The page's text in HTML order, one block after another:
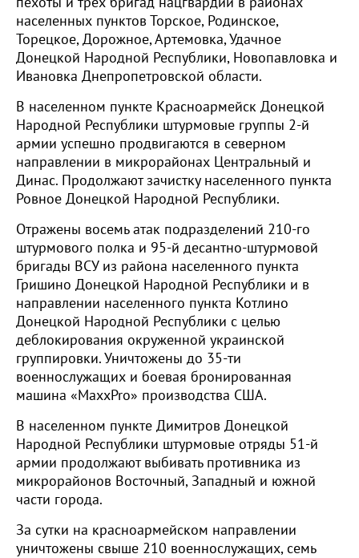
населенных пунктов Торское, Родинское,
Торецкое, Дорожное, Артемовка, Удачное
Донецкой Народной Республики, Новопавловка и
Ивановка Днепропетровской области.
В населенном пункте Красноармейск Донецкой
Народной Республики штурмовые группы 2-й
армии успешно продвигаются в северном
направлении в микрорайонах Центральный и
Динас. Продолжают зачистку населенного пункта
Ровное Донецкой Народной Республики.
Отражены восемь атак подразделений 210-го
штурмового полка и 95-й десантно-штурмовой
бригады ВСУ из района населенного пункта
Гришино Донецкой Народной Республики и в
направлении населенного пункта Котлино
Донецкой Народной Республики с целью
деблокирования окруженной украинской
группировки. Уничтожены до 35-ти
военнослужащих и боевая бронированная
машина «MaxxPro» производства США.
В населенном пункте Димитров Донецкой
Народной Республики штурмовые отряды 51-й
армии продолжают выбивать противника из
микрорайонов Восточный, Западный и южной
части города.
За сутки на красноармейском направлении
уничтожены свыше 210 военнослужащих, семь